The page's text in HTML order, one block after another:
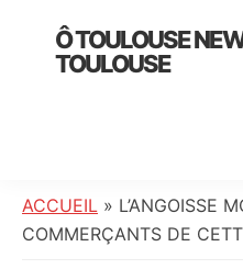
primary
Ô TOULOUSE
TOULOUSE
:
info
ACCUEIL » L’ANGOISSE
COMMERÇANTS DE